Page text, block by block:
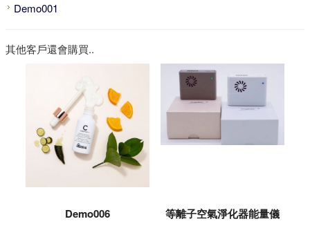
Demo001
其他客戶還會購買..
Demo006 等離子空氣淨化器能量儀